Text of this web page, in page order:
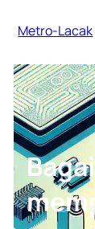
keMetro-Lacak